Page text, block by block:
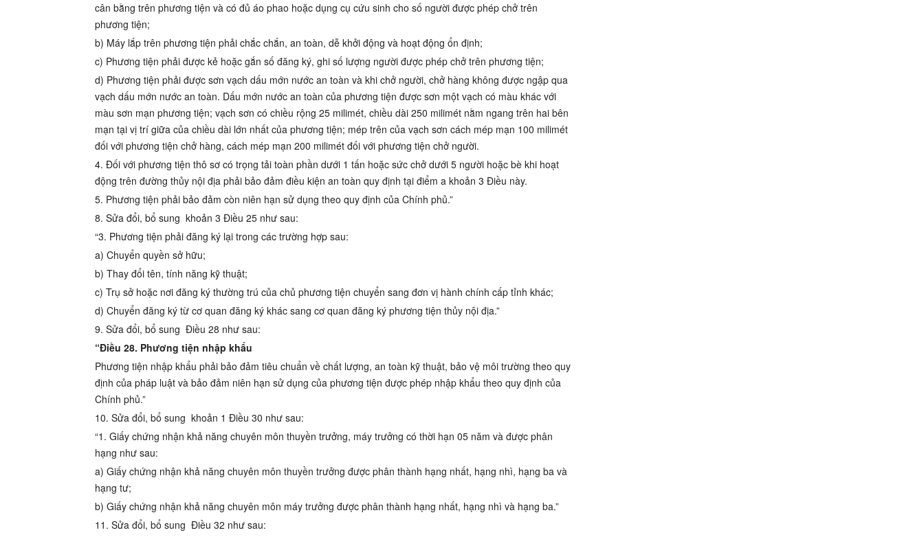
cân bằng trên phương tiện và có đủ áo phao hoặc dụng cụ cứu sinh cho số người được phép chở trên
phương tiện;
b) Máy lắp trên phương tiện phải chắc chắn, an toàn, dễ khởi động và hoạt động ổn định;
c) Phương tiện phải được kẻ hoặc gắn số đăng ký, ghi số lượng người được phép chở trên phương tiện;
d) Phương tiện phải được sơn vạch dấu mớn nước an toàn và khi chở người, chở hàng không được ngập qua
vạch dấu mớn nước an toàn. Dấu mớn nước an toàn của phương tiện được sơn một vạch có màu khác với
màu sơn mạn phương tiện; vạch sơn có chiều rộng 25 milimét, chiều dài 250 milimét nằm ngang trên hai bên
mạn tại vị trí giữa của chiều dài lớn nhất của phương tiện; mép trên của vạch sơn cách mép mạn 100 milimét
đối với phương tiện chở hàng, cách mép mạn 200 milimét đối với phương tiện chở người.
4. Đối với phương tiện thô sơ có trọng tải toàn phần dưới 1 tấn hoặc sức chở dưới 5 người hoặc bè khi hoạt
động trên đường thủy nội địa phải bảo đảm điều kiện an toàn quy định tại điểm a khoản 3 Điều này.
5. Phương tiện phải bảo đảm còn niên hạn sử dụng theo quy định của Chính phủ.”
8. Sửa đổi, bổ sung khoản 3 Điều 25 như sau:
“3. Phương tiện phải đăng ký lại trong các trường hợp sau:
a) Chuyển quyền sở hữu;
b) Thay đổi tên, tính năng kỹ thuật;
c) Trụ sở hoặc nơi đăng ký thường trú của chủ phương tiện chuyển sang đơn vị hành chính cấp tỉnh khác;
d) Chuyển đăng ký từ cơ quan đăng ký khác sang cơ quan đăng ký phương tiện thủy nội địa.”
9. Sửa đổi, bổ sung Điều 28 như sau:
“Điều 28. Phương tiện nhập khẩu
Phương tiện nhập khẩu phải bảo đảm tiêu chuẩn về chất lượng, an toàn kỹ thuật, bảo vệ môi trường theo quy
định của pháp luật và bảo đảm niên hạn sử dụng của phương tiện được phép nhập khẩu theo quy định của
Chính phủ.”
10. Sửa đổi, bổ sung khoản 1 Điều 30 như sau:
“1. Giấy chứng nhận khả năng chuyên môn thuyền trưởng, máy trưởng có thời hạn 05 năm và được phân
hạng như sau:
a) Giấy chứng nhận khả năng chuyên môn thuyền trưởng được phân thành hạng nhất, hạng nhì, hạng ba và
hạng tư;
b) Giấy chứng nhận khả năng chuyên môn máy trưởng được phân thành hạng nhất, hạng nhì và hạng ba.”
11. Sửa đổi, bổ sung Điều 32 như sau: